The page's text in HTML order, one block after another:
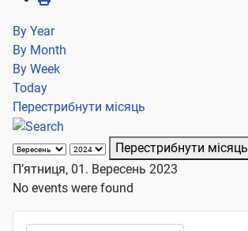
By Year
By Month
By Week
Today
Перестрибнути місяць
Перестрибнути місяць
П’ятниця, 01. Вересень 2023
No events were found